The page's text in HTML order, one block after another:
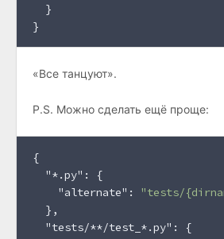
}
}
«Все танцуют».
P.S. Можно сделать ещё проще:
{
"*.py" :
{
"alternate" :
"tests/
} ,
"tests/**/test_*.py" :
{